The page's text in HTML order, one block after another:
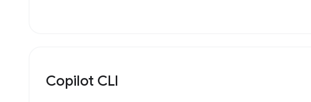
Copilot CLI